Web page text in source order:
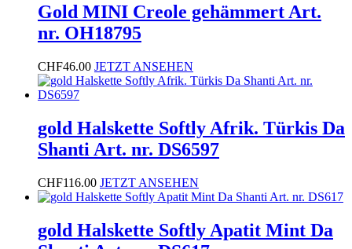
Gold MINI Creole gehämmert Art.
nr. OH18795
CHF46.00 JETZT ANSEHEN
gold Halskette Softly Afrik. Türkis Da
Shanti Art. nr. DS6597
CHF116.00 JETZT ANSEHEN
gold Halskette Softly Apatit Mint Da